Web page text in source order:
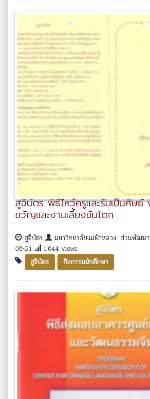
สูจิบัตร พิธีไหว้ครูและรับเป็นศิษย์
ขวัญและงานเลี้ยงขันโตก
สูจิบัตร มหาวิทยาลัยแม่ฟ้าหลวง. ส่วนพัฒน
06-21
1,644 views
สูจิบัตร
, กิจกรรมนักศึกษา